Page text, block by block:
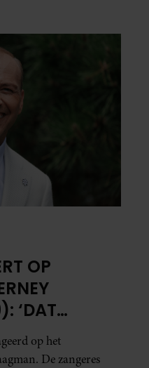
onder de
OP
‘DAT
IK
op het
De zangeres